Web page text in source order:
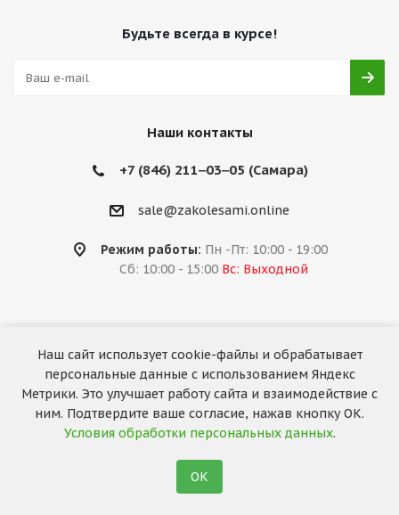
Будьте всегда в курсе!
Наши контакты
+7 (846) 211‒03‒05 (Самара)
sale@zakolesami.online
Режим работы: Пн -Пт: 10:00 - 19:00
Сб: 10:00 - 15:00 Вс: Выходной
2026 © «За колёсами.Online»
Запуск сайта —RuMaster
Наш сайт использует cookie-файлы и обрабатывает
персональные данные с использованием Яндекс
Метрики. Это улучшает работу сайта и взаимодействие с
ним. Подтвердите ваше согласие, нажав кнопку ОК.
Условия обработки персональных данных.
ОК